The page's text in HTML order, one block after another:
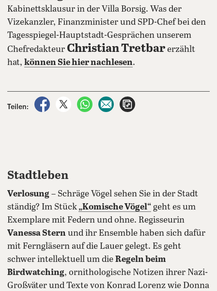
Kabinettsklausur in der Villa Borsig. Was der
Vizekanzler, Finanzminister und SPD-Chef bei den
Tagesspiegel-Hauptstadt-Gesprächen unserem
Chefredakteur Christian Tretbar erzählt
hat, können Sie hier nachlesen.
Teilen:
auf Facebook teilen
auf X teilenper WhatsApp teilen
per E-Mail teilen
Stadtleben
Verlosung – Schräge Vögel sehen Sie in der Stadt
ständig? Im Stück „Komische Vögel“ geht es um
Exemplare mit Federn und ohne. Regisseurin
Vanessa Stern und ihr Ensemble haben sich dafür
mit Ferngläsern auf die Lauer gelegt. Es geht
schwer intellektuell um die Regeln beim
Birdwatching, ornithologische Notizen ihrer Nazi-
Großväter und Texte von Konrad Lorenz wie Donna